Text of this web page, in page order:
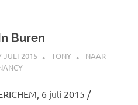
Buren
JULI 2015 TONY
NAAR
6 juli 2015 /